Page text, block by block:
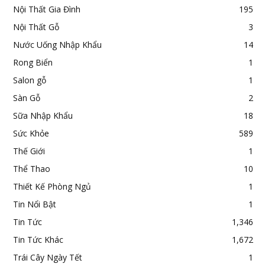
Nội Thất Gia Đình
195
Nội Thất Gỗ
3
Nước Uống Nhập Khẩu
14
Rong Biển
1
Salon gỗ
1
Sàn Gỗ
2
Sữa Nhập Khẩu
18
Sức Khỏe
589
Thế Giới
1
Thể Thao
10
Thiết Kế Phòng Ngủ
1
Tin Nổi Bật
1
Tin Tức
1,346
Tin Tức Khác
1,672
Trái Cây Ngày Tết
1